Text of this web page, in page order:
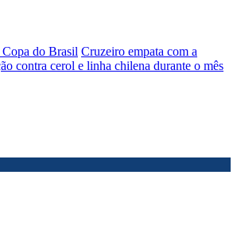
do Brasil Cruzeiro empata com a
contra cerol e linha chilena durante o mês